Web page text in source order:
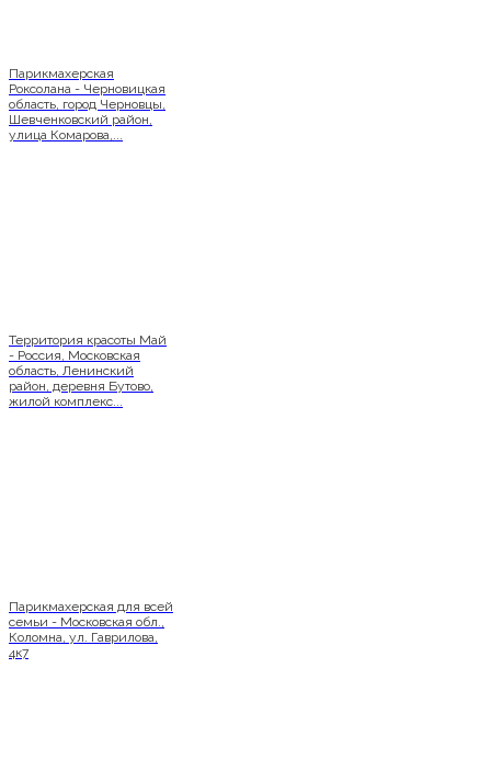
Парикмахерская
Роксолана - Черновицкая
область, город Черновцы,
Шевченковский район,
улица Комарова,...
Территория красоты Май
- Россия, Московская
область, Ленинский
район, деревня Бутово,
жилой комплекс...
Парикмахерская для всей
семьи - Московская обл.,
Коломна, ул. Гаврилова,
4к7